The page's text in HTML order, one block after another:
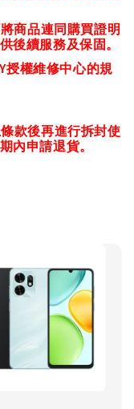
商品連同購買證明
後續服務及保固。
授權維修中心的規
款後再進行拆封使
內申請退貨。